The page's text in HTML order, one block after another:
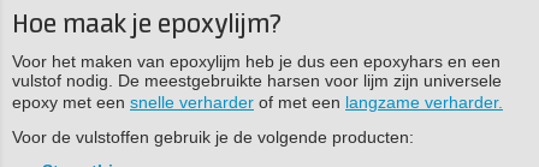
Hoe maak je epoxylijm?
Voor het maken van epoxylijm heb je dus een epoxyhars en een
vulstof nodig. De meestgebruikte harsen voor lijm zijn universele
epoxy met een snelle verharder of met een langzame verharder.
Voor de vulstoffen gebruik je de volgende producten: